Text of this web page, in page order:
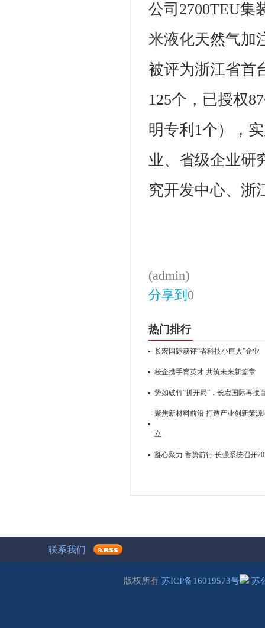
公司2700TEU集
米液化天然气加
被评为浙江省首
125个，已授权
明专利1个），
业、省级企业研
究开发中心、浙
(admin)
分享到 0
热门排行
长宏国际获评“省科技小巨人”企业
校企携手育英才 共筑未来新篇章
势如破竹“拼开局”，长宏国际再接
聚焦新材料前沿 打造产业创新策
立
凝心聚力 蓄势前行 长强系统召开
联系我们
版权所有 苏ICP备16019573号 苏